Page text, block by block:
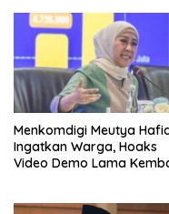
Menkomdigi Meutya
Ingatkan Warga, Hoaks
Video Demo Lama